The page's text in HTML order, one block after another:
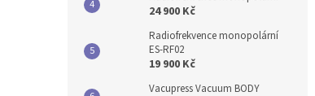
24 900 Kč
Radiofrekvence monopolární
ES-RF02
19 900 Kč
Vacupress Vacuum BODY